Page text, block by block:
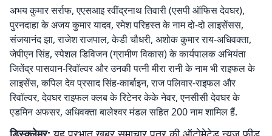
अभय कुमार सर्राफ, एएसआइ रवींद्रनाथ तिवारी (एसपी ऑफिस देवघर),
पुरनदाहा के अजय कुमार यादव, रमेश परिहस्त के नाम दो-दो लाइसेंसस,
संजयानंद झा, राजेश राजपाल, केडी चौधरी, अशोक कुमार राय-अधिवक्ता,
जेपीएन सिंह, स्पेशल डिविजन (ग्रामीण विकास) के कार्यपालक अभियंता
जितेंद्र पासवान-रिवाॅल्वर और उनकी पत्नी मीरा रानी के नाम भी राइफल के
लाइसेंस, कपिल देव प्रसाद सिंह-कार्बाइन, राज पलिवार-राइफल और
रिवाॅल्वर, देवघर राइफल क्लब के रिटेनर केके नेवर, एनसीसी देवघर के
एडमिन अफसर, अधिवक्ता बालेश्वर मंडल सहित 200 नाम शामिल हैं.